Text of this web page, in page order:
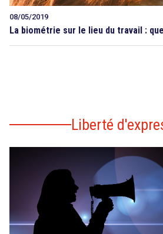
08/05/2019
La biométrie sur le lieu du travail :
Liberté